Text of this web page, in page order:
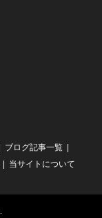
ブログ記事一覧
当サイトについて